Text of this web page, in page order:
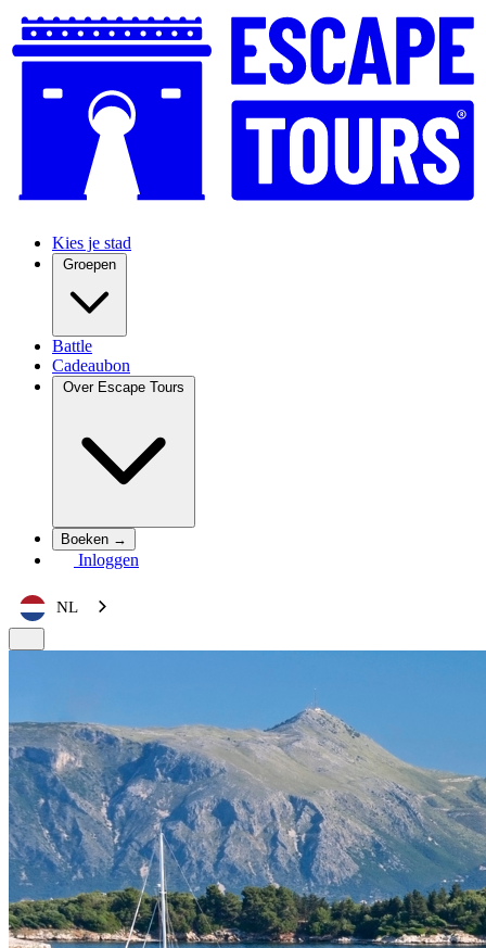
Kies je stad
Groepen
Battle
Cadeaubon
Over Escape Tours
Boeken →
Inloggen
NL